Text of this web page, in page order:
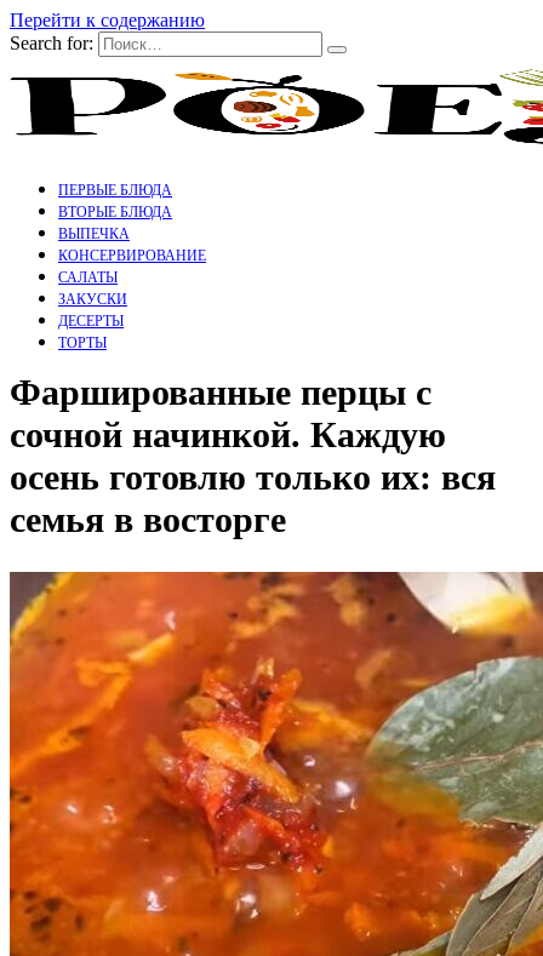
Перейти к содержанию
Search for:
ПЕРВЫЕ БЛЮДА
ВТОРЫЕ БЛЮДА
ВЫПЕЧКА
КОНСЕРВИРОВАНИЕ
САЛАТЫ
ЗАКУСКИ
ДЕСЕРТЫ
ТОРТЫ
Фаршированные перцы с
сочной начинкой. Каждую
осень готовлю только их: вся
семья в восторге